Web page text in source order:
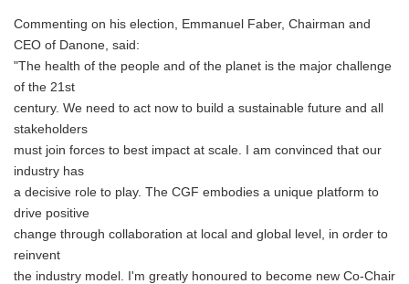
Commenting on his election, Emmanuel Faber, Chairman and
CEO of Danone, said:
"The health of the people and of the planet is the major challenge
of the 21st
century. We need to act now to build a sustainable future and all
stakeholders
must join forces to best impact at scale. I am convinced that our
industry has
a decisive role to play. The CGF embodies a unique platform to
drive positive
change through collaboration at local and global level, in order to
reinvent
the industry model. I'm greatly honoured to become new Co-Chair